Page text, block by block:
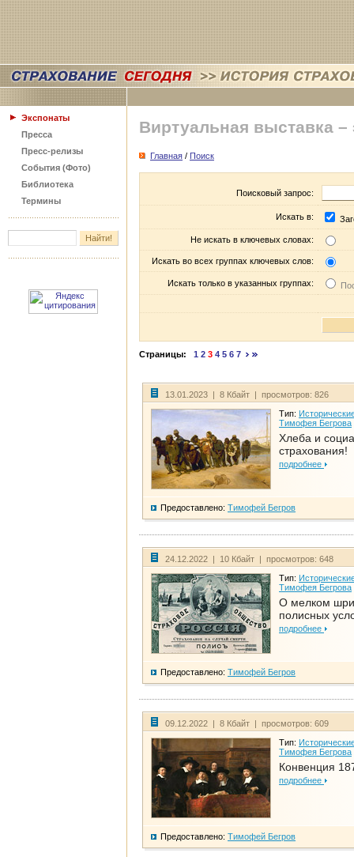
Экспонаты
Пресса
Пресс-релизы
События (Фото)
Библиотека
Термины
Виртуальная выставка –
Главная / Поиск
Поисковый запрос:
Искать в:
Не искать в ключевых словах:
Искать во всех группах ключевых слов:
Искать только в указанных группах:
Страницы: 1 2 3 4 5 6 7
13.01.2023 | 8 Кбайт | просмотров: 826
Тип:
Тимофея Бегрова
Хлеба и
страхования!
подробнее
Предоставлено: Тимофей Бегров
24.12.2022 | 10 Кбайт | просмотров: 648
Тип:
Тимофея Бегрова
О мелком
полисных
подробнее
Предоставлено: Тимофей Бегров
09.12.2022 | 8 Кбайт | просмотров: 609
Тип:
Тимофея Бегрова
Конвенция
подробнее
Предоставлено: Тимофей Бегров